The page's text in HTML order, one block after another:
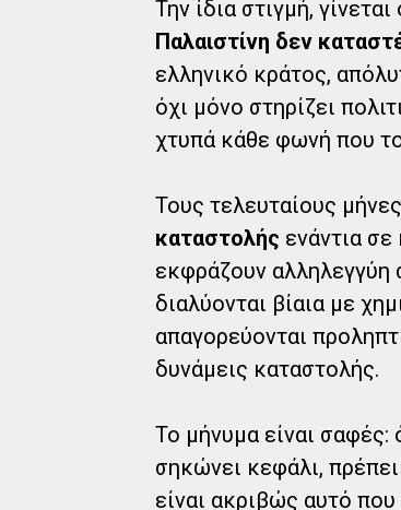
Την ίδια στιγμή,
Παλαιστίνη δεν
ελληνικό κράτος,
όχι μόνο στηρίζει
χτυπά κάθε φωνή που
Τους τελευταίους
καταστολής ενάντια
εκφράζουν αλληλεγγύη
διαλύονται βίαια με
απαγορεύονται
δυνάμεις καταστολής.
Το μήνυμα είναι σαφές:
σηκώνει κεφάλι,
είναι ακριβώς αυτό